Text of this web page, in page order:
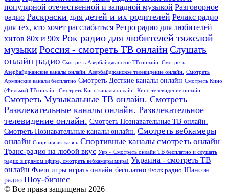
популярной отечественной и западной музыкой Разговорное
радио Раскраски для детей и их родителей Релакс радио
для тех, кто хочет расслабиться Ретро радио для любителей
хитов 80х и 90х Рок радио для любителей тяжелой
музыкиРоссия - смотреть ТВ онлайнСлушать
онлайн радио Смотреть Азербайджанское ТВ онлайн. Смотреть
Азербайджанские каналы онлайн. Азербайджанское телевидение онлайн.
Смотреть
Армянские каналы бесплатно Смотреть Десткие каналы онлайн Смотреть Кино
(Фильмы) ТВ онлайн. Смотреть Кино каналы онлайн. Кино телевидение онлайн.
Смотреть Музыкальные ТВ онлайн. Смотреть
Развлекательные каналы онлайн. Развлекательное
телевидение онлайн. Смотреть Познавательные ТВ онлайн.
Смотреть Познавательные каналы онлайн. Смотреть вебкамеры
онлайн Спортивная жизнь Спортивные каналы смотреть онлайн
Транс-радио на любой вкус Укр » Смотреть онлайн ТВ бесплатно и слушать
радио в прямом эфире, смотреть вебкамеры мира! Украина - смотреть ТВ
онлайн Флеш игры играть онлайн бесплатно Фолк радио Шансон
радио Шоу-бизнес
© Все права защищены 2026